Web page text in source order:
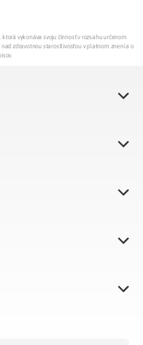
vykonáva svoju činnosť v rozsahu určenom
zdravotnou starostlivosťou v platnom znení a o